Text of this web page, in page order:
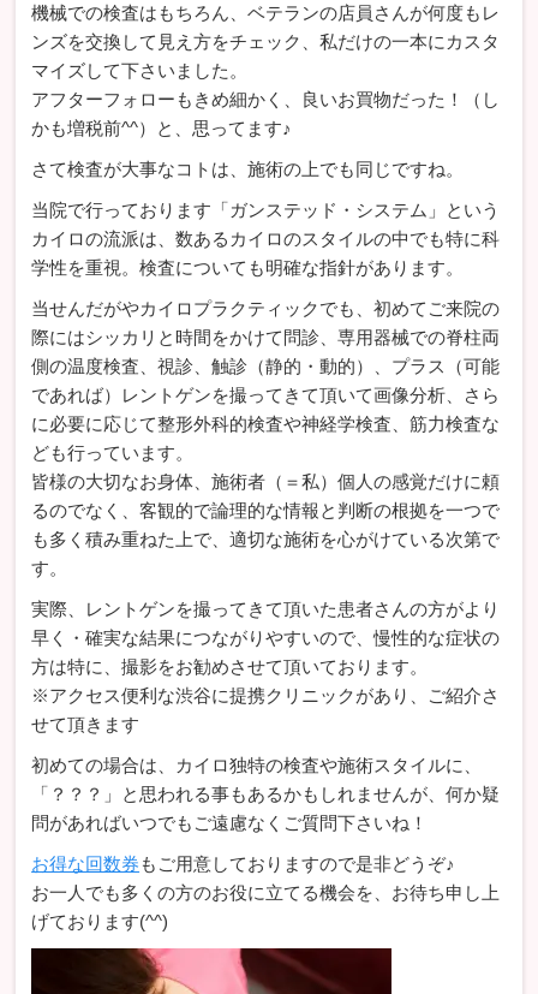
機械での検査はもちろん、ベテランの店員さんが何度もレ
ンズを交換して見え方をチェック、私だけの一本にカスタ
マイズして下さいました。
アフターフォローもきめ細かく、良いお買物だった！（し
かも増税前^^）と、思ってます♪
さて検査が大事なコトは、施術の上でも同じですね。
当院で行っております「ガンステッド・システム」という
カイロの流派は、数あるカイロのスタイルの中でも特に科
学性を重視。検査についても明確な指針があります。
当せんだがやカイロプラクティックでも、初めてご来院の
際にはシッカリと時間をかけて問診、専用器械での脊柱両
側の温度検査、視診、触診（静的・動的）、プラス（可能
であれば）レントゲンを撮ってきて頂いて画像分析、さら
に必要に応じて整形外科的検査や神経学検査、筋力検査な
ども行っています。
皆様の大切なお身体、施術者（＝私）個人の感覚だけに頼
るのでなく、客観的で論理的な情報と判断の根拠を一つで
も多く積み重ねた上で、適切な施術を心がけている次第で
す。
実際、レントゲンを撮ってきて頂いた患者さんの方がより
早く・確実な結果につながりやすいので、慢性的な症状の
方は特に、撮影をお勧めさせて頂いております。
※アクセス便利な渋谷に提携クリニックがあり、ご紹介さ
せて頂きます
初めての場合は、カイロ独特の検査や施術スタイルに、
「？？？」と思われる事もあるかもしれませんが、何か疑
問があればいつでもご遠慮なくご質問下さいね！
お得な回数券 もご用意しておりますので是非どうぞ♪
お一人でも多くの方のお役に立てる機会を、お待ち申し上
げております(^^)